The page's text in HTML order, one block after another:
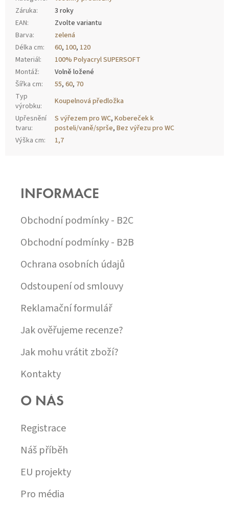
Záruka:
3 roky
EAN:
Zvolte variantu
Barva:
zelená
Délka cm: 60, 100, 120
Materiál:
100% Polyacryl SUPERSOFT
Montáž:
Volně ložené
Šířka cm: 55, 60, 70
Typ
výrobku:
Koupelnová předložka
Upřesnění
tvaru:
S výřezem pro WC, Kobereček k
posteli/vaně/sprše, Bez výřezu pro WC
Výška cm:
1,7
INFORMACE
Obchodní podmínky - B2C
Obchodní podmínky - B2B
Ochrana osobních údajů
Odstoupení od smlouvy
Reklamační formulář
Jak ověřujeme recenze?
Jak mohu vrátit zboží?
Kontakty
O NÁS
Registrace
Náš příběh
EU projekty
Pro média